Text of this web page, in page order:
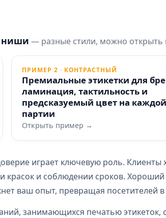
ниши — разные стили, можно открыть
ПРИМЕР 2 · КОНТРАСТНЫЙ
Премиальные этикетки для
ламинация, тактильность и
предсказуемый цвет на каждой
партии
Открыть пример →
играет ключевую роль. Клиенты
красок и соблюдении сроков. Хороший
ваш опыт, превращая посетителей в
занимающихся печатью этикеток,